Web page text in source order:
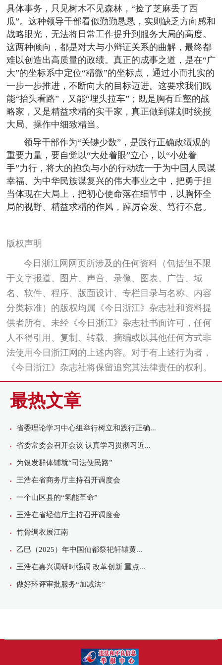
具体事务，只见树木不见森林，“捡了芝麻丢了西
瓜”。这种领导干部看似勤勤恳恳，实则缺乏方向感和
战略眼光，无法将日常工作提升到服务大局的高度。
这两种倾向，都是对大与小辩证关系的曲解，最终都
难以创造出高质量的政绩。真正的成事之道，是在“广
大”的坐标系中定位“精微”的坐标点，通过小而扎实的
一步一步推进，不断向大的目标迈进。这要求我们既
能“抬头看路”，又能“埋头拉车”；既是胸有丘壑的战
略家，又是精益求精的实干家，真正做到谋划时统揽
大局、操作中细致精当。
领导干部作为“关键少数”，是践行正确政绩观的
重要力量，要自觉以“大处着眼”立心，以“小处着
手”力行，将大的抱负与小的行动统一于为中国人民谋
幸福、为中华民族谋复兴的伟大事业之中，把勇于担
当体现在大局上，把初心使命落在细节中，以胸怀全
局的视野、精益求精的作风，踔厉奋发、笃行不怠。
版权声明
今日浙江网网页所涉及的任何资料（包括但不限
于文字报道、图片、声音、录像、图表、广告、域
名、软件、程序、版面设计、专栏目录与名称、内容
分类标准）的版权均属《今日浙江》杂志社和资料提
供者所有。未经《今日浙江》杂志社书面许可，任何
人不得引用、复制、转载、摘编或以其他任何方式非
法使用今日浙江网的上述内容。对于有上述行为者，
《今日浙江》杂志社将保留追究其法律责任的权利。
最热文章